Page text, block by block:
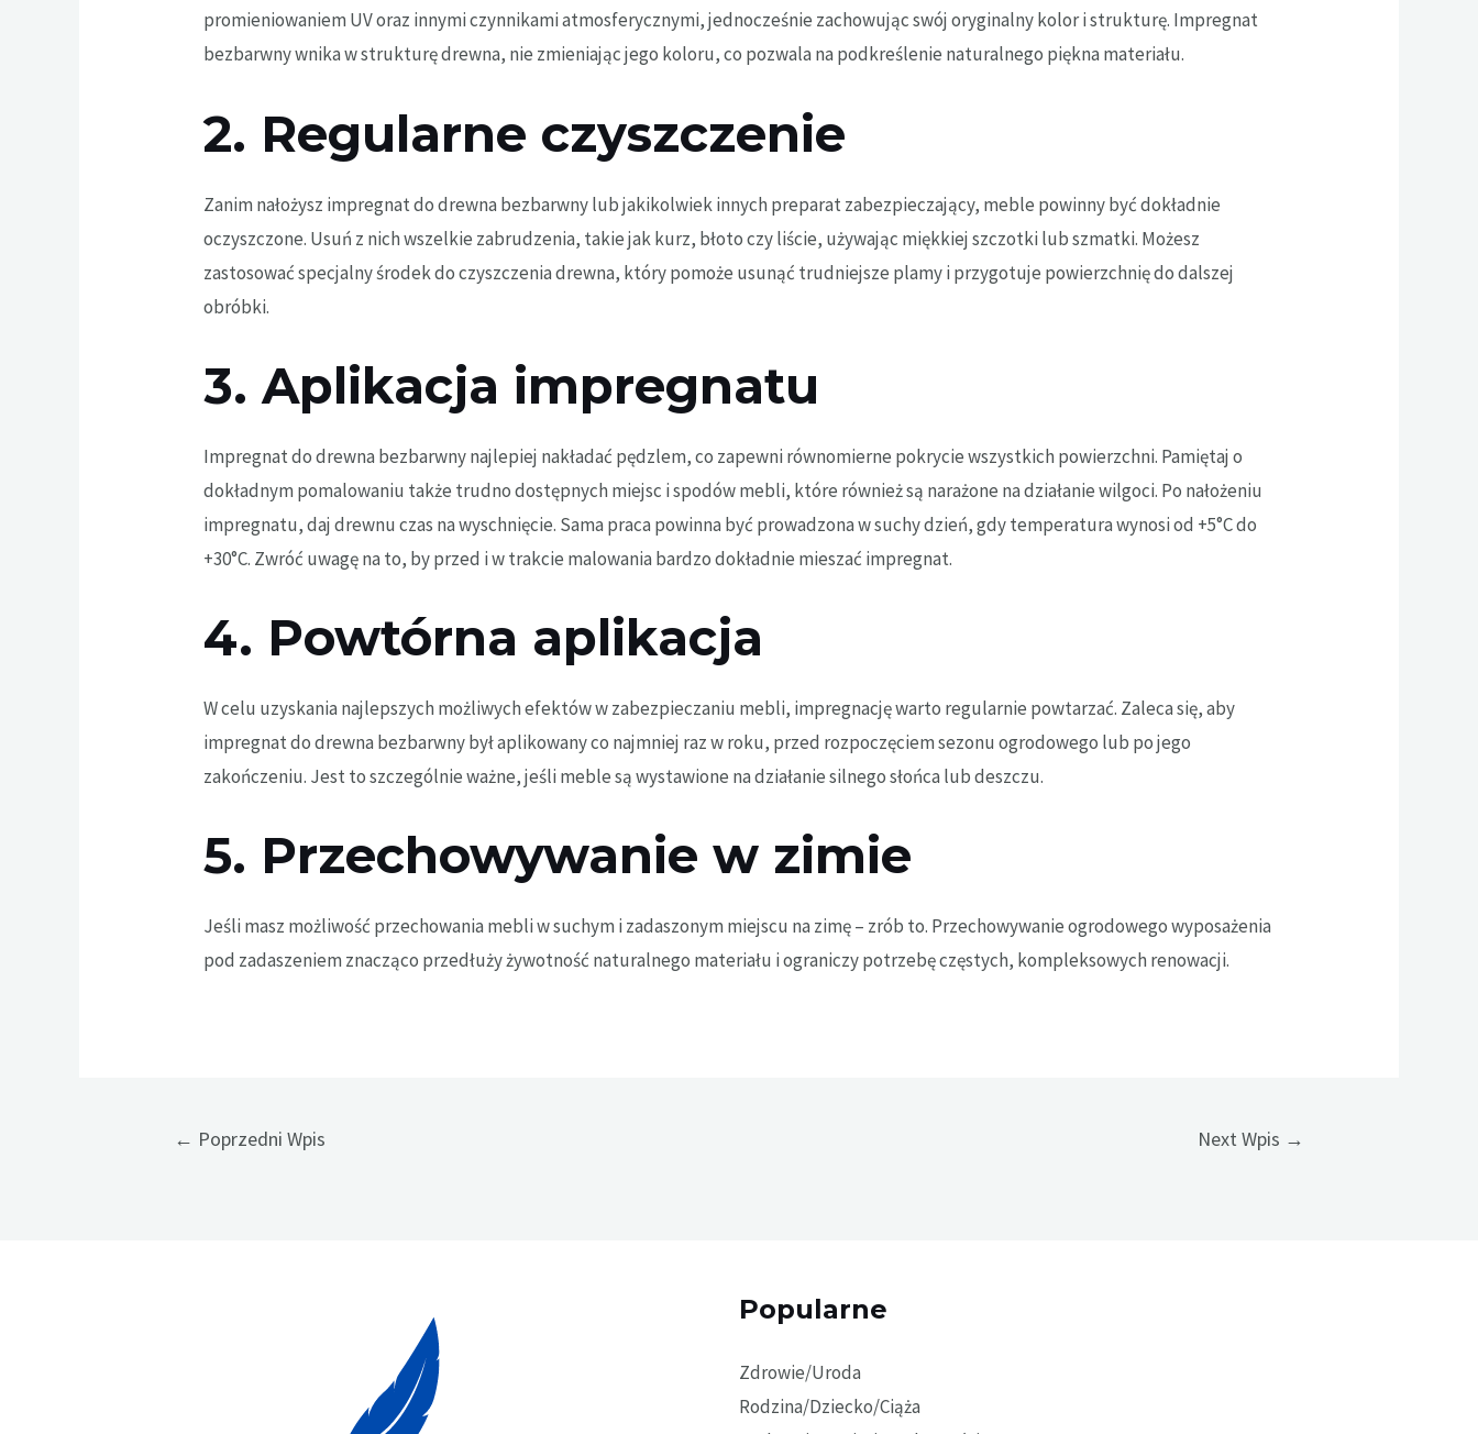
promieniowaniem UV oraz innymi czynnikami atmosferycznymi, jednocześnie zachowując swój oryginalny kolor i strukturę. Impregnat
bezbarwny wnika w strukturę drewna, nie zmieniając jego koloru, co pozwala na podkreślenie naturalnego piękna materiału.
2. Regularne czyszczenie
Zanim nałożysz impregnat do drewna bezbarwny lub jakikolwiek innych preparat zabezpieczający, meble powinny być dokładnie
oczyszczone. Usuń z nich wszelkie zabrudzenia, takie jak kurz, błoto czy liście, używając miękkiej szczotki lub szmatki. Możesz
zastosować specjalny środek do czyszczenia drewna, który pomoże usunąć trudniejsze plamy i przygotuje powierzchnię do dalszej
obróbki.
3. Aplikacja impregnatu
Impregnat do drewna bezbarwny najlepiej nakładać pędzlem, co zapewni równomierne pokrycie wszystkich powierzchni. Pamiętaj o
dokładnym pomalowaniu także trudno dostępnych miejsc i spodów mebli, które również są narażone na działanie wilgoci. Po nałożeniu
impregnatu, daj drewnu czas na wyschnięcie. Sama praca powinna być prowadzona w suchy dzień, gdy temperatura wynosi od +5°C do
+30°C. Zwróć uwagę na to, by przed i w trakcie malowania bardzo dokładnie mieszać impregnat.
4. Powtórna aplikacja
W celu uzyskania najlepszych możliwych efektów w zabezpieczaniu mebli, impregnację warto regularnie powtarzać. Zaleca się, aby
impregnat do drewna bezbarwny był aplikowany co najmniej raz w roku, przed rozpoczęciem sezonu ogrodowego lub po jego
zakończeniu. Jest to szczególnie ważne, jeśli meble są wystawione na działanie silnego słońca lub deszczu.
5. Przechowywanie w zimie
Jeśli masz możliwość przechowania mebli w suchym i zadaszonym miejscu na zimę – zrób to. Przechowywanie ogrodowego wyposażenia
pod zadaszeniem znacząco przedłuży żywotność naturalnego materiału i ograniczy potrzebę częstych, kompleksowych renowacji.
Nawigacja
← Poprzedni Wpis Next Wpis →
Popularne
Zdrowie/Uroda
Rodzina/Dziecko/Ciąża